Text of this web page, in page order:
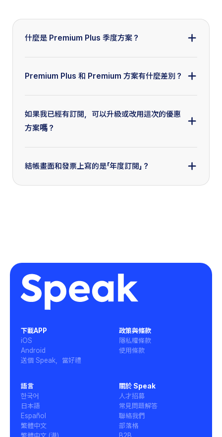
什麼是 Premium Plus 季度方案？
出的限時優惠版本。購買後可享有 Premium Plus 的
*7天結束後，如未取消，系統會以 Premium Plus 季
度方案續訂
Premium Plus 和 Premium 方案有什麼差別？
對話（如職場簡報、出國旅遊、雅思口試），推薦選
擇 Premium Plus！這個方案提供最完整的 Speak
特別適合需要高強度練習的進階學習者。 想了解更
詳細的差異？歡迎參考這篇完整說明 FAQ 或聯絡中
文客服團隊進一步為你說明：
support@speak.com
如果我已經有訂閱，可以升級或改用這次的優惠
方案嗎？
設計，無法直接套用在現有訂閱上。如果你希望使用
目前的帳號狀態，歡迎聯絡 Speak 中文客服團隊，
結帳畫面和發票上寫的是「年度訂閱」？
關於 Speak
人才招募
常見問題解答
聯絡我們
部落格
政策與條款
隱私權條款
使用條款
語言
한국어
日本語
Español
繁體中文
下載APP
iOS
Android
送個 Speak，當好禮